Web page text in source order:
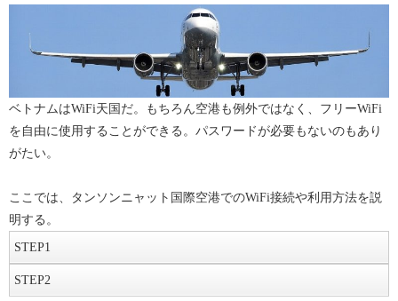
ベトナムはWiFi天国だ。もちろん空港も例外ではなく、フリーWiFi
を自由に使用することができる。パスワードが必要もないのもあり
がたい。
ここでは、タンソンニャット国際空港でのWiFi接続や利用方法を説
明する。
STEP1
接続
空港に到着したら、手持ちの電子機器のWiFi機能をオンにしよう。
STEP2